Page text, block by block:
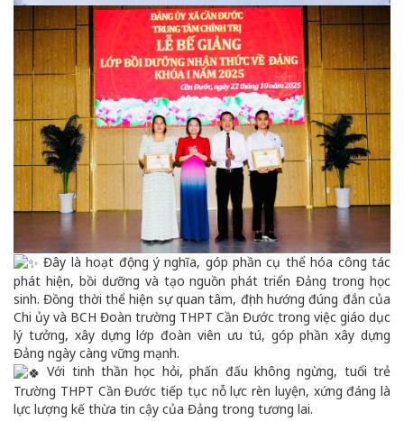
Đây là hoạt động ý nghĩa, góp phần cụ thể hóa công tác
phát hiện, bồi dưỡng và tạo nguồn phát triển Đảng trong học
sinh. Đồng thời thể hiện sự quan tâm, định hướng đúng đắn của
Chi ủy và BCH Đoàn trường THPT Cần Đước trong việc giáo dục
lý tưởng, xây dựng lớp đoàn viên ưu tú, góp phần xây dựng
Đảng ngày càng vững mạnh.
Với tinh thần học hỏi, phấn đấu không ngừng, tuổi trẻ
Trường THPT Cần Đước tiếp tục nỗ lực rèn luyện, xứng đáng là
lực lượng kế thừa tin cậy của Đảng trong tương lai.